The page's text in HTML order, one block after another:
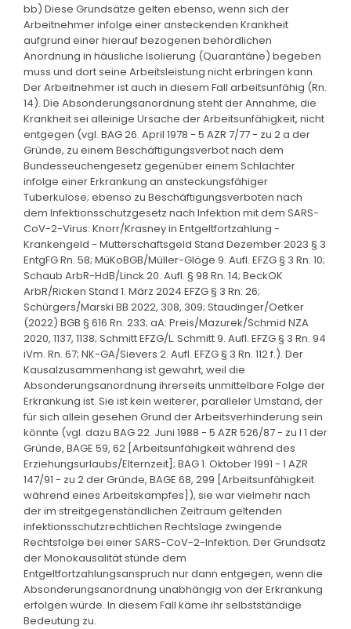
bb) Diese Grundsätze gelten ebenso, wenn sich der
Arbeitnehmer infolge einer ansteckenden Krankheit
aufgrund einer hierauf bezogenen behördlichen
Anordnung in häusliche Isolierung (Quarantäne) begeben
muss und dort seine Arbeitsleistung nicht erbringen kann.
Der Arbeitnehmer ist auch in diesem Fall arbeitsunfähig (Rn.
14). Die Absonderungsanordnung steht der Annahme, die
Krankheit sei alleinige Ursache der Arbeitsunfähigkeit, nicht
entgegen (vgl. BAG 26. April 1978 - 5 AZR 7/77 - zu 2 a der
Gründe, zu einem Beschäftigungsverbot nach dem
Bundesseuchengesetz gegenüber einem Schlachter
infolge einer Erkrankung an ansteckungsfähiger
Tuberkulose; ebenso zu Beschäftigungsverboten nach
dem Infektionsschutzgesetz nach Infektion mit dem SARS-
CoV-2-Virus: Knorr/Krasney in Entgeltfortzahlung -
Krankengeld - Mutterschaftsgeld Stand Dezember 2023 § 3
EntgFG Rn. 58; MüKoBGB/Müller-Glöge 9. Aufl. EFZG § 3 Rn. 10;
Schaub ArbR-HdB/Linck 20. Aufl. § 98 Rn. 14; BeckOK
ArbR/Ricken Stand 1. März 2024 EFZG § 3 Rn. 26;
Schürgers/Marski BB 2022, 308, 309; Staudinger/Oetker
(2022) BGB § 616 Rn. 233; aA: Preis/Mazurek/Schmid NZA
2020, 1137, 1138; Schmitt EFZG/L. Schmitt 9. Aufl. EFZG § 3 Rn. 94
iVm. Rn. 67; NK-GA/Sievers 2. Aufl. EFZG § 3 Rn. 112 f.). Der
Kausalzusammenhang ist gewahrt, weil die
Absonderungsanordnung ihrerseits unmittelbare Folge der
Erkrankung ist. Sie ist kein weiterer, paralleler Umstand, der
für sich allein gesehen Grund der Arbeitsverhinderung sein
könnte (vgl. dazu BAG 22. Juni 1988 - 5 AZR 526/87 - zu I 1 der
Gründe, BAGE 59, 62 [Arbeitsunfähigkeit während des
Erziehungsurlaubs/Elternzeit]; BAG 1. Oktober 1991 - 1 AZR
147/91 - zu 2 der Gründe, BAGE 68, 299 [Arbeitsunfähigkeit
während eines Arbeitskampfes]), sie war vielmehr nach
der im streitgegenständlichen Zeitraum geltenden
infektionsschutzrechtlichen Rechtslage zwingende
Rechtsfolge bei einer SARS-CoV-2-Infektion. Der Grundsatz
der Monokausalität stünde dem
Entgeltfortzahlungsanspruch nur dann entgegen, wenn die
Absonderungsanordnung unabhängig von der Erkrankung
erfolgen würde. In diesem Fall käme ihr selbstständige
Bedeutung zu.